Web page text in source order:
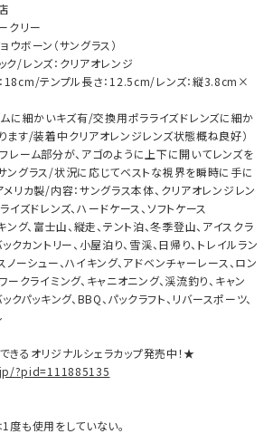
クリー
ボーン（サングラス）
ク/レンズ：クリアオレンジ
18cm/テンプル長さ：12.5cm/レンズ：縦3.8cm×
に細かいキズ有/交換用ポラライズドレンズに細か
ます/装着中クリアオレンジレンズ状態概ね良好）
レーム部分が、アゴのように上下に開いてレンズを
ングラス/状況に応じてベストな視界を瞬時に手に
リカ製/内容：サングラス本体、クリアオレンジレン
イズドレンズ、ハードケース、ソフトケース
グ、富士山、縦走、テント泊、冬季登山、アイスクラ
ックカントリー、小屋泊り、雪渓、日帰り、トレイルラン
ノーシュー、ハイキング、アドベンチャーレース、ロン
ークライミング、キャニオニング、渓流釣り、キャン
クパッキング、BBQ、パックラフト、リバースポーツ、
きるオリジナルシェラカップ発売中！★
?pid=111885135
1度も使用をしていない。